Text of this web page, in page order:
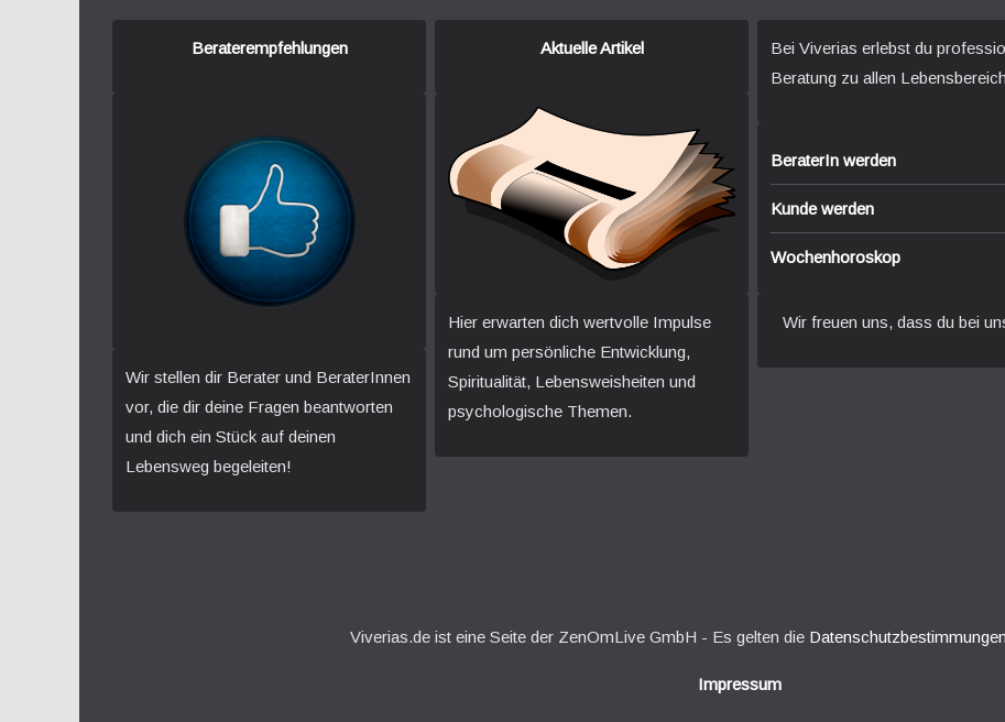
Beraterempfehlungen
Wir stellen dir Berater und BeraterInnen
vor, die dir deine Fragen beantworten
und dich ein Stück auf deinen
Lebensweg begeleiten!
Aktuelle Artikel
Hier erwarten dich wertvolle Impulse
rund um persönliche Entwicklung,
Spiritualität, Lebensweisheiten und
psychologische Themen.
Bei Viverias erlebst du
Beratung zu allen
BeraterIn werden
Kunde werden
Wochenhoroskop
Wir freuen uns, dass du bei
Viverias.de ist eine Seite der ZenOmLive GmbH - Es gelten die Datenschutzbestimmungen
Impressum